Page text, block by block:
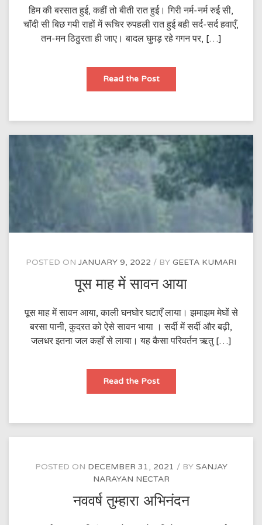
हिम की बरसात हुई, कहीं तो बीती रात हुई। गिरी नर्म-नर्म रुई सी,
चाॅंदी सी बिछ गयी राहों में रूचिर रुपहली रात हुई बही सर्द-सर्द हवाएँ,
तन-मन ठिठुरता ही जाए। बादल घुमड़ रहे गगन पर, […]
Read the Postहिम
बरसात
POSTED ON JANUARY 9, 2022 BY GEETA KUMARI
पूस माह में सावन आया
पूस माह में सावन आया, काली घनघोर घटाएँ लाया। झमाझम मेघों से
बरसा पानी, कुदरत को ऐसे सावन भाया । सर्दी में सर्दी और बढ़ी,
जलधर इतना जल कहाँ से लाया। यह कैसा परिवर्तन ऋतु […]
Read the Postपूस
में
POSTED ON DECEMBER 31, 2021 BY SANJAY
NARAYAN NECTAR
नववर्ष तुम्हारा अभिनंदन